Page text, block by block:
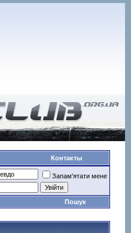
Контакты
Запам'ятати мене
Пошук